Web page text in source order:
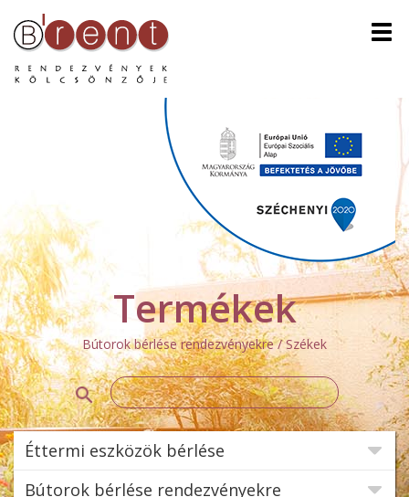
Termékek
Bútorok bérlése rendezvényekre / Székek
Éttermi eszközök bérlése
Bútorok bérlése rendezvényekre